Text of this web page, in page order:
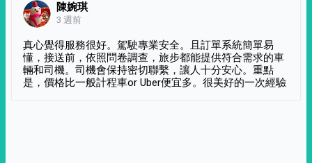
陳婉琪
3 週前
真心覺得服務很好。駕駛專業安全。且訂單系統簡單易
懂，接送前，依照問卷調查，旅步都能提供符合需求的車
輛和司機。司機會保持密切聯繫，讓人十分安心。重點
是，價格比一般計程車or Uber便宜多。很美好的一次經驗